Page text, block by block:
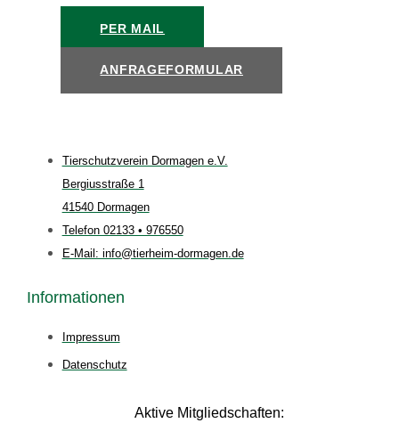
PER MAIL
ANFRAGEFORMULAR
Tierschutzverein Dormagen e.V.
Bergiusstraße 1
41540 Dormagen
Telefon 02133 • 976550
E-Mail: info@tierheim-dormagen.de
Informationen
Impressum
Datenschutz
Aktive Mitgliedschaften: